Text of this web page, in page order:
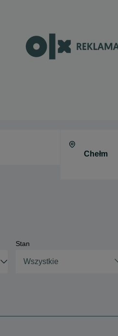
Stan
Wszystkie